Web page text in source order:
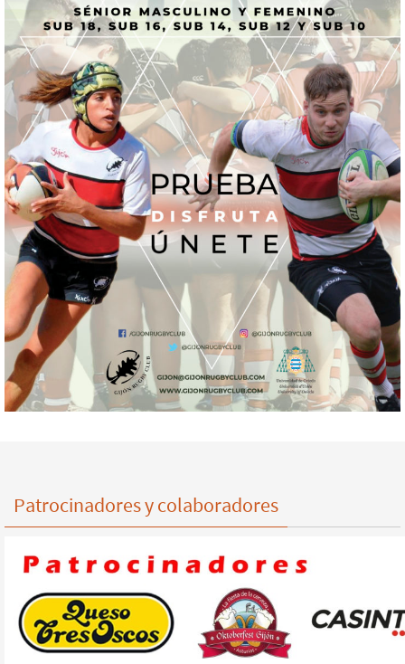
Patrocinadores y colaboradores